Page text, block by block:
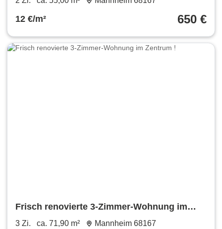
12 €/m² 650 €
Frisch renovierte 3-Zimmer-Wohnung im
Zentrum !
3 Zi. ca. 71,90 m² Mannheim 68167